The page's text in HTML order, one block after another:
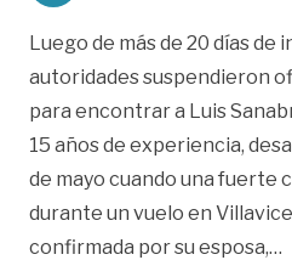
Luego de más de 20 días de
autoridades suspendieron
para encontrar a Luis
15 años de experiencia,
de mayo cuando una fuerte
durante un vuelo en
confirmada por su esposa,…